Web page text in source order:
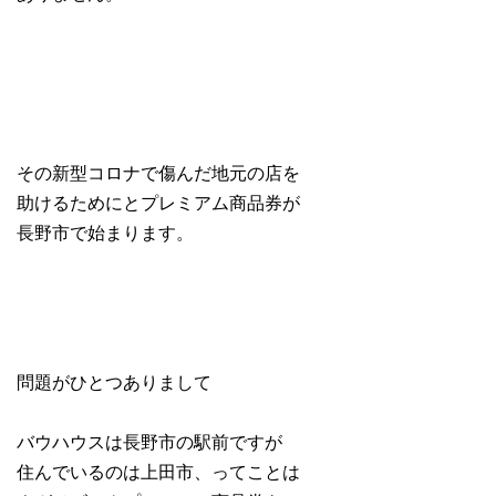
その新型コロナで傷んだ地元の店を
助けるためにとプレミアム商品券が
長野市で始まります。
問題がひとつありまして
バウハウスは長野市の駅前ですが
住んでいるのは上田市、ってことは